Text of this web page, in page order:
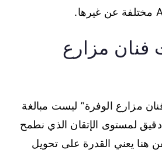
فنان مزارع
مزارع الوفرة” ليست مبالغة
لمستوى الإتقان الذي نطمح
هنا يعني القدرة على تحويل